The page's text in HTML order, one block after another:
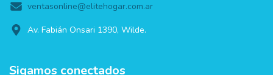
ventasonline@elitehogar.com.ar
Av. Fabián Onsari 1390, Wilde.
Sigamos conectados